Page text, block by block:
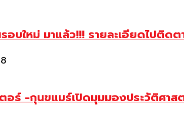
อบใหม่ มาแล้ว!!! รายละเอียดไปติด
อร์ -กุนขแมร์เปิดมุมมองประวัติศา